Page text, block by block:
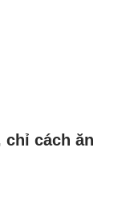
chỉ cách ăn